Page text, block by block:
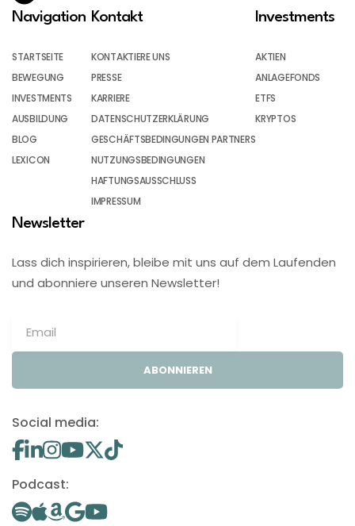
Navigation
STARTSEITE
BEWEGUNG
INVESTMENTS
AUSBILDUNG
BLOG
LEXICON
Kontakt
KONTAKTIERE UNS
PRESSE
KARRIERE
DATENSCHUTZERKLÄRUNG
GESCHÄFTSBEDINGUNGEN PARTNERS
NUTZUNGSBEDINGUNGEN
HAFTUNGSAUSSCHLUSS
IMPRESSUM
Investments
AKTIEN
ANLAGEFONDS
ETFS
KRYPTOS
Newsletter
Lass dich inspirieren, bleibe mit uns auf dem Laufenden
und abonniere unseren Newsletter!
ABONNIEREN
Social media:
Podcast: